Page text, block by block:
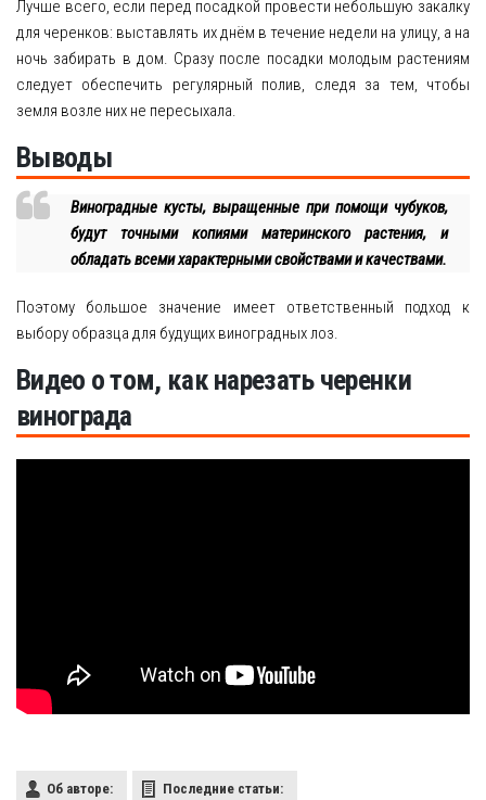
Лучше всего, если перед посадкой провести небольшую закалку
для черенков: выставлять их днём в течение недели на улицу, а на
ночь забирать в дом. Сразу после посадки молодым растениям
следует обеспечить регулярный полив, следя за тем, чтобы
земля возле них не пересыхала.
Выводы
Виноградные кусты, выращенные при помощи чубуков,
будут точными копиями материнского растения, и
обладать всеми характерными свойствами и качествами.
Поэтому большое значение имеет ответственный подход к
выбору образца для будущих виноградных лоз.
Видео о том, как нарезать черенки
винограда
Об авторе: Последние статьи: